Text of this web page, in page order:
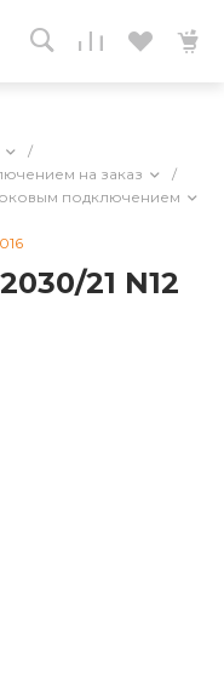
/
на заказ
/
подключением
21 N12